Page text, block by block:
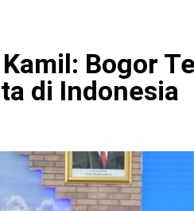
Bogor
di Indonesia